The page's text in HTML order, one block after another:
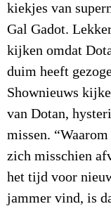
kiekjes van
Gal Gadot.
kijken omdat
duim heeft
Shownieuws
van Dotan,
missen.
zich misschien
het tijd voor
jammer vind, is